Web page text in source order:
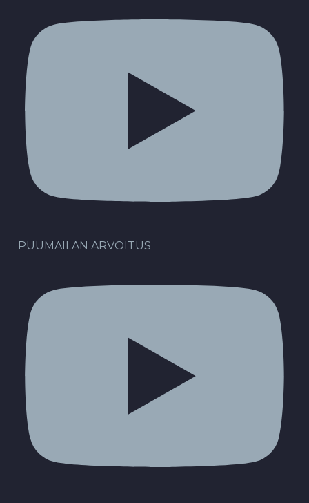
PUUMAILAN ARVOITUS